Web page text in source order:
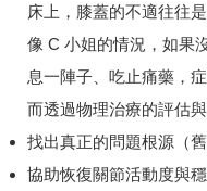
床上， 膝蓋的不適往往
像 C 小姐的情況，如果
息一陣子、吃止痛藥，
而透過物理治療的評估
找出真正的問題根源（
協助恢復關節活動度與